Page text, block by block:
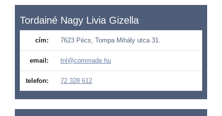
Tordainé Nagy Livia Gizella
cím: 7623 Pécs, Tompa Mihály utca 31.
email: tnl@commade.hu
telefon: 72 328 612